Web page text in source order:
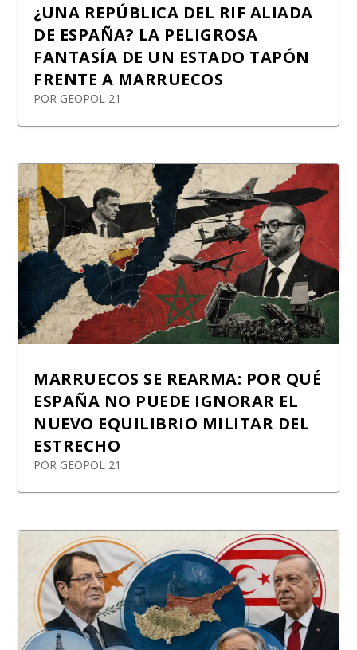
¿UNA REPÚBLICA DEL RIF ALIADA
DE ESPAÑA? LA PELIGROSA
FANTASÍA DE UN ESTADO TAPÓN
FRENTE A MARRUECOS
POR GEOPOL 21
MARRUECOS SE REARMA: POR QUÉ
ESPAÑA NO PUEDE IGNORAR EL
NUEVO EQUILIBRIO MILITAR DEL
ESTRECHO
POR GEOPOL 21